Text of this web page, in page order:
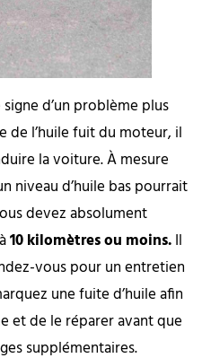
d’un problème plus
de l’huile fuit du moteur, il
la voiture. À mesure
niveau d’huile bas pourrait
devez absolument
10 kilomètres ou moins.Il
vous pour un entretien
une fuite d’huile afin
et de le réparer avant que
supplémentaires.